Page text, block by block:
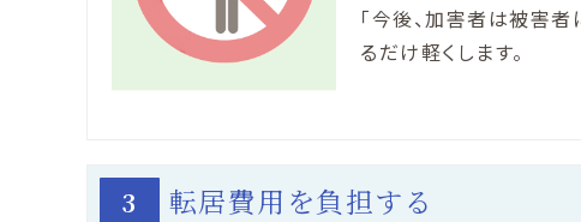
「今後、加害者は被害
るだけ軽くします。
3 転居費用を負担する